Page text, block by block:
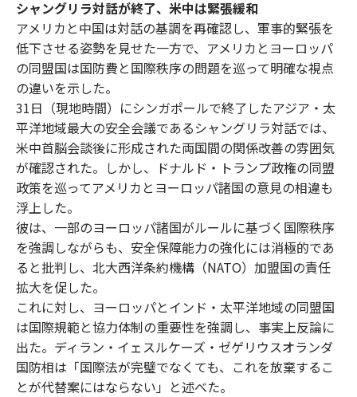
シャングリラ対話が終了、米中は緊張緩和
アメリカと中国は対話の基調を再確認し、軍事的緊張を
低下させる姿勢を見せた一方で、アメリカとヨーロッパ
の同盟国は国防費と国際秩序の問題を巡って明確な視点
の違いを示した。
31日（現地時間）にシンガポールで終了したアジア・太
平洋地域最大の安全会議であるシャングリラ対話では、
米中首脳会談後に形成された両国間の関係改善の雰囲気
が確認された。しかし、ドナルド・トランプ政権の同盟
政策を巡ってアメリカとヨーロッパ諸国の意見の相違も
浮上した。
彼は、一部のヨーロッパ諸国がルールに基づく国際秩序
を強調しながらも、安全保障能力の強化には消極的であ
ると批判し、北大西洋条約機構（NATO）加盟国の責任
拡大を促した。
これに対し、ヨーロッパとインド・太平洋地域の同盟国
は国際規範と協力体制の重要性を強調し、事実上反論に
出た。ディラン・イェスルケーズ・ゼゲリウスオランダ
国防相は「国際法が完璧でなくても、これを放棄するこ
とが代替案にはならない」と述べた。